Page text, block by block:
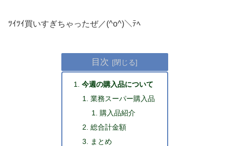
ﾂｲﾂｲ買いすぎちゃったぜ／(^o^)＼ﾃﾍ
目次
今週の購入品について
業務スーパー購入品
購入品紹介
総合計金額
まとめ